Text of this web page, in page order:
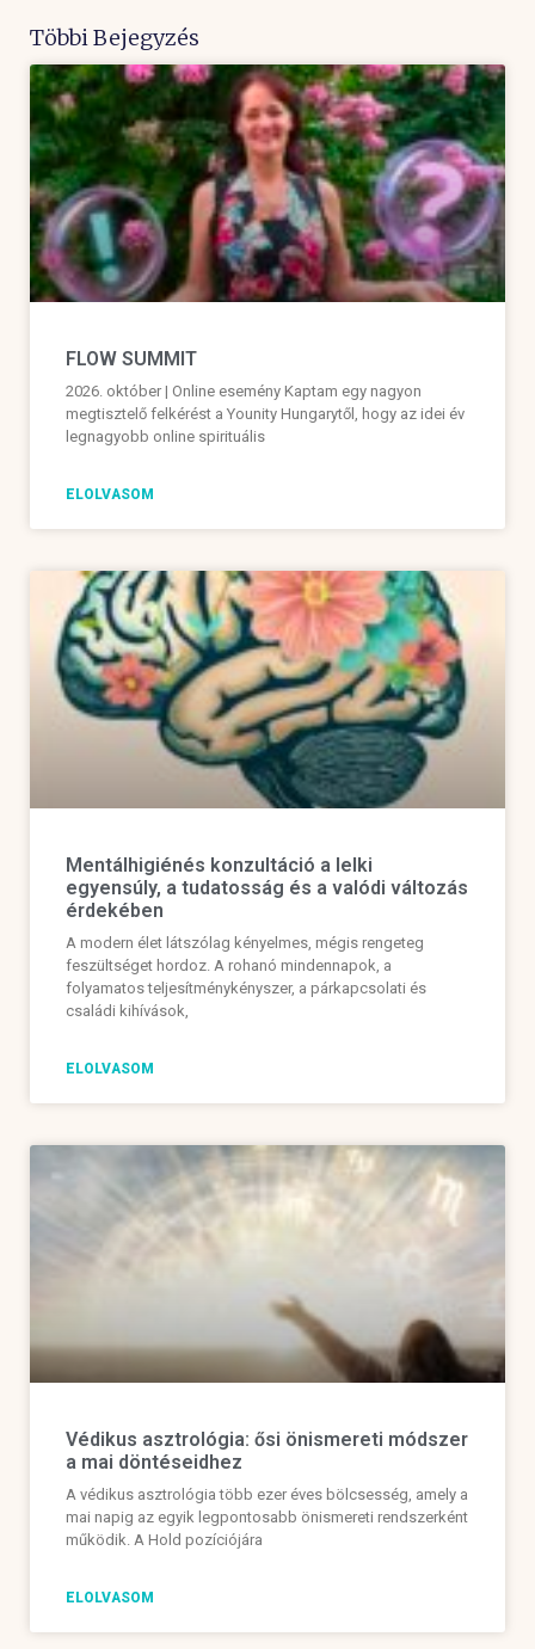
Többi Bejegyzés
FLOW SUMMIT
2026. október | Online esemény Kaptam egy nagyon
megtisztelő felkérést a Younity Hungarytől, hogy az idei év
legnagyobb online spirituális
ELOLVASOM
Mentálhigiénés konzultáció a lelki
egyensúly, a tudatosság és a valódi változás
érdekében
A modern élet látszólag kényelmes, mégis rengeteg
feszültséget hordoz. A rohanó mindennapok, a
folyamatos teljesítménykényszer, a párkapcsolati és
családi kihívások,
ELOLVASOM
Védikus asztrológia: ősi önismereti módszer
a mai döntéseidhez
A védikus asztrológia több ezer éves bölcsesség, amely a
mai napig az egyik legpontosabb önismereti rendszerként
működik. A Hold pozíciójára
ELOLVASOM